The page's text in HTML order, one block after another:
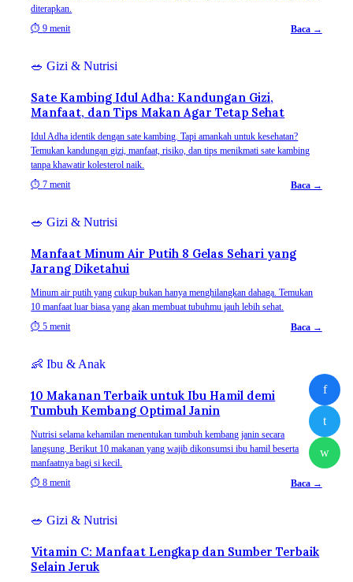
diterapkan.
⏱9 menit Baca →
🥗 Gizi & Nutrisi
Sate Kambing Idul Adha: Kandungan Gizi,
Manfaat, dan Tips Makan Agar Tetap Sehat
Idul Adha identik dengan sate kambing. Tapi amankah untuk kesehatan?
Temukan kandungan gizi, manfaat, risiko, dan tips menikmati sate kambing
tanpa khawatir kolesterol naik.
⏱7 menit Baca →
🥗 Gizi & Nutrisi
Manfaat Minum Air Putih 8 Gelas Sehari yang
Jarang Diketahui
Minum air putih yang cukup bukan hanya menghilangkan dahaga. Temukan
10 manfaat luar biasa yang akan membuat tubuhmu jauh lebih sehat.
⏱5 menit Baca →
👶 Ibu & Anak
10 Makanan Terbaik untuk Ibu Hamil demi
Tumbuh Kembang Optimal Janin
Nutrisi selama kehamilan menentukan tumbuh kembang janin secara
langsung. Berikut 10 makanan yang wajib dikonsumsi ibu hamil beserta
manfaatnya bagi si kecil.
⏱8 menit Baca →
🥗 Gizi & Nutrisi
Vitamin C: Manfaat Lengkap dan Sumber Terbaik
Selain Jeruk
f
t
w